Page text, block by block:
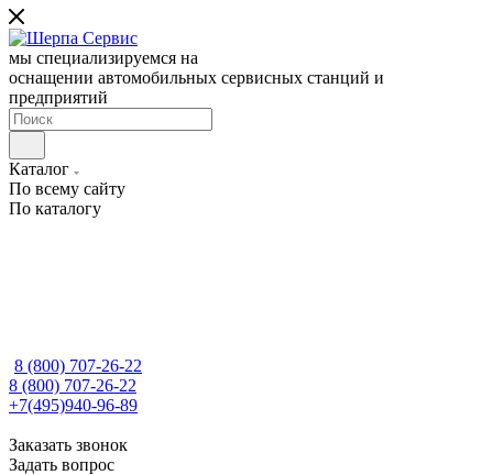
мы специализируемся на
оснащении автомобильных сервисных станций и
предприятий
Каталог
По всему сайту
По каталогу
8 (800) 707-26-22
8 (800) 707-26-22
+7(495)940-96-89
Заказать звонок
Задать вопрос